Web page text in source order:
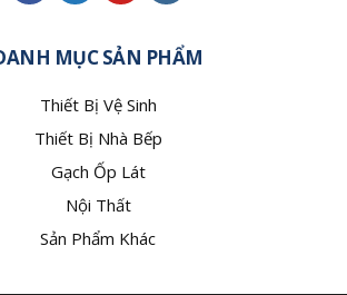
MỤC SẢN PHẨM
Thiết Bị Vệ Sinh
Thiết Bị Nhà Bếp
Gạch Ốp Lát
Nội Thất
Sản Phẩm Khác